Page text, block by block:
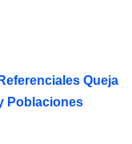
Queja
Poblaciones